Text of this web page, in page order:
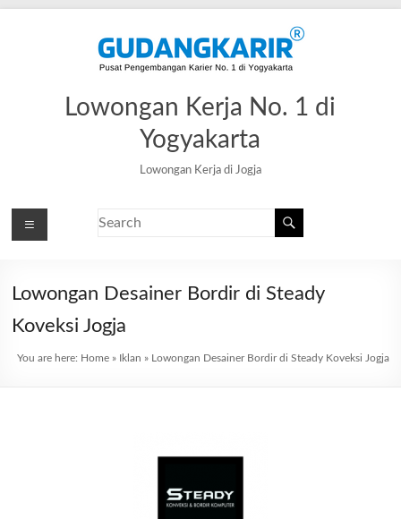
Lowongan Kerja No. 1 di
Yogyakarta
Lowongan Kerja di Jogja
Lowongan Desainer Bordir di Steady
Koveksi Jogja
You are here: Home» Iklan » Lowongan Desainer Bordir di Steady Koveksi Jogja